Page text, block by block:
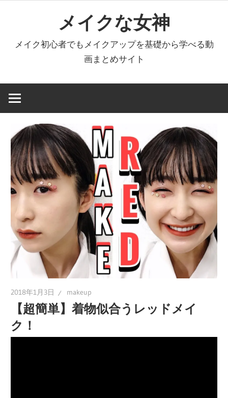
へ
キ
メイクな女神
メイク初心者でもメイクアップを基礎から学べる動
画まとめサイト
2018年1月3日 makeup
【超簡単】着物似合うレッドメイ
ク！